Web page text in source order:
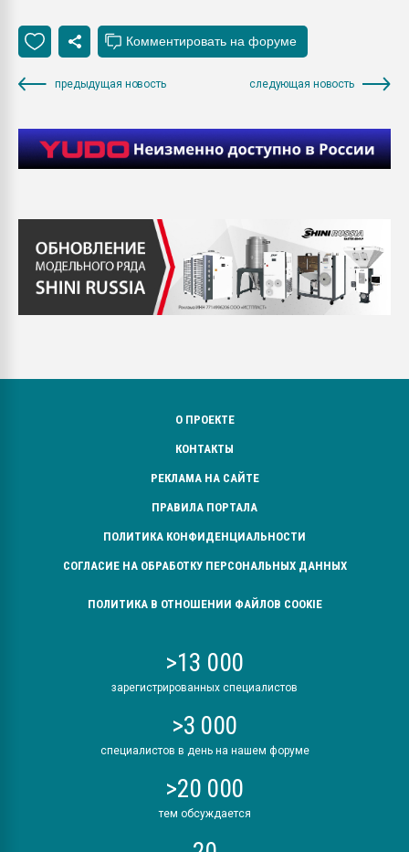
предыдущая новость следующая новость
О ПРОЕКТЕ
КОНТАКТЫ
РЕКЛАМА НА САЙТЕ
ПРАВИЛА ПОРТАЛА
ПОЛИТИКА КОНФИДЕНЦИАЛЬНОСТИ
СОГЛАСИЕ НА ОБРАБОТКУ ПЕРСОНАЛЬНЫХ ДАННЫХ
ПОЛИТИКА В ОТНОШЕНИИ ФАЙЛОВ COOKIE
>13 000
зарегистрированных специалистов
>3 000
специалистов в день на нашем форуме
>20 000
тем обсуждается